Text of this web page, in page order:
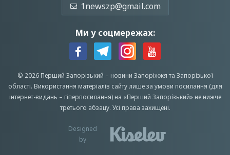
1newszp@gmail.com
Ми у соцмережах:
© 2026 Перший Запорізький – новини Запоріжжята Запорізької
області. Використання матеріалів сайту лише за умови посилання (для
інтернет-видань – гіперпосилання) на «Перший Запорiзький» не нижче
третього абзацу. Усi права захищенi.
Designed
by